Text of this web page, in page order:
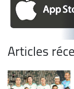
Articles